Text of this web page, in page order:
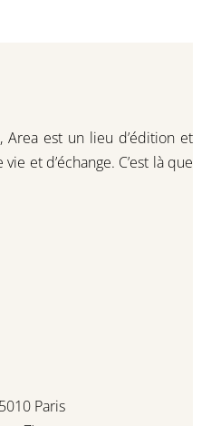
Area est un lieu d’édition et
vie et d’échange. C’est là que
Paris